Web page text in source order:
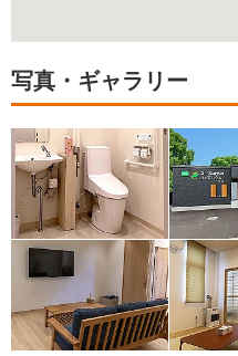
写真・ギャラリー